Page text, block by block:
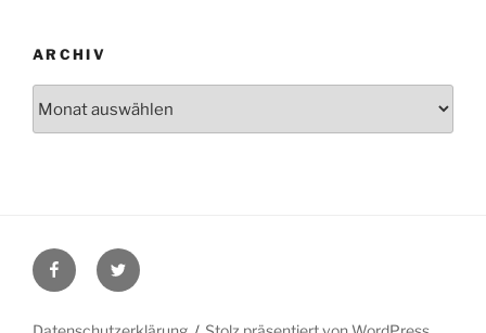
ARCHIV
FacebookTwitter